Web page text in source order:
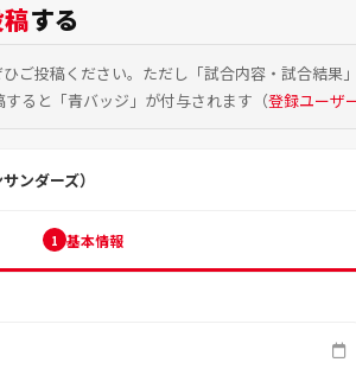
する
ご投稿ください。ただし「試合内容・試合結果
ると「青バッジ」が付与されます（登録ユーザ
ンダーズ）
1 基本情報